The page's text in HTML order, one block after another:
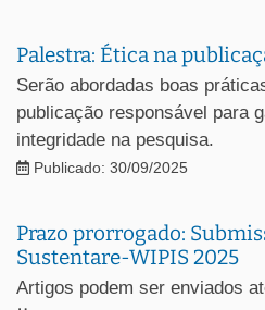
Palestra: Ética na
Serão abordadas boas
publicação responsável para
integridade na pesquisa.
Publicado: 30/09/2025
Prazo prorrogado:
Sustentare-WIPIS 2025
Artigos podem ser enviados